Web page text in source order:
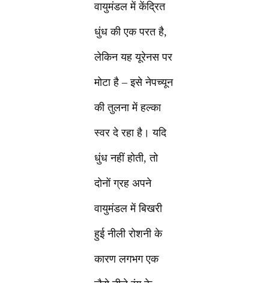
वायुमंडल में केंद्रित
धुंध की एक परत है,
लेकिन यह यूरेनस पर
मोटा है – इसे नेपच्यून
की तुलना में हल्का
स्वर दे रहा है। यदि
धुंध नहीं होती, तो
दोनों ग्रह अपने
वायुमंडल में बिखरी
हुई नीली रोशनी के
कारण लगभग एक